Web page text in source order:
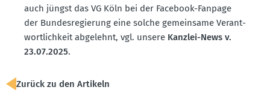
auch jüngst das VG Köln bei der Facebook-Fanpage
der Bundes­re­gierung eine solche gemeinsame Verant­
wort­lichkeit abgelehnt, vgl. unsere Kanzlei-News v.
23.07.2025.
Zurück zu den Artikeln